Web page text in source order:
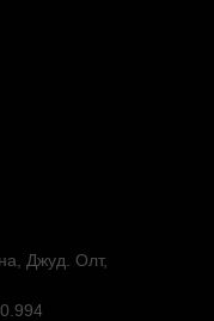
Джуд. Олт,